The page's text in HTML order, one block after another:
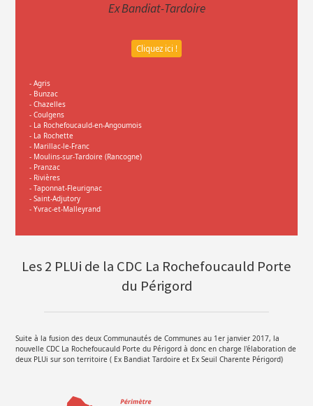
Ex Bandiat-Tardoire
Cliquez ici !
- Agris
- Bunzac
- Chazelles
- Coulgens
- La Rochefoucauld-en-Angoumois
- La Rochette
- Marillac-le-Franc
- Moulins-sur-Tardoire (Rancogne)
- Pranzac
- Rivières
- Taponnat-Fleurignac
- Saint-Adjutory
- Yvrac-et-Malleyrand
Les 2 PLUi de la CDC La Rochefoucauld Porte
du Périgord
Suite à la fusion des deux Communautés de Communes au 1er janvier 2017, la
nouvelle CDC La Rochefoucauld Porte du Périgord à donc en charge l'élaboration de
deux PLUi sur son territoire ( Ex Bandiat Tardoire et Ex Seuil Charente Périgord)